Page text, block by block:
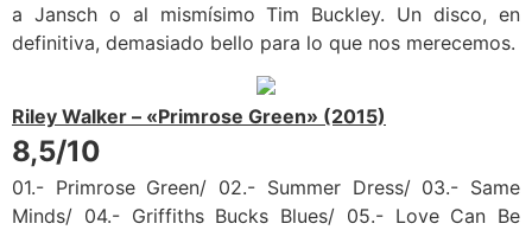
a Jansch o al mismísimo Tim Buckley. Un disco, en
definitiva, demasiado bello para lo que nos merecemos.
Riley Walker – «Primrose Green» (2015)
8,5/10
01.- Primrose Green/ 02.- Summer Dress/ 03.- Same
Minds/ 04.- Griffiths Bucks Blues/ 05.- Love Can Be